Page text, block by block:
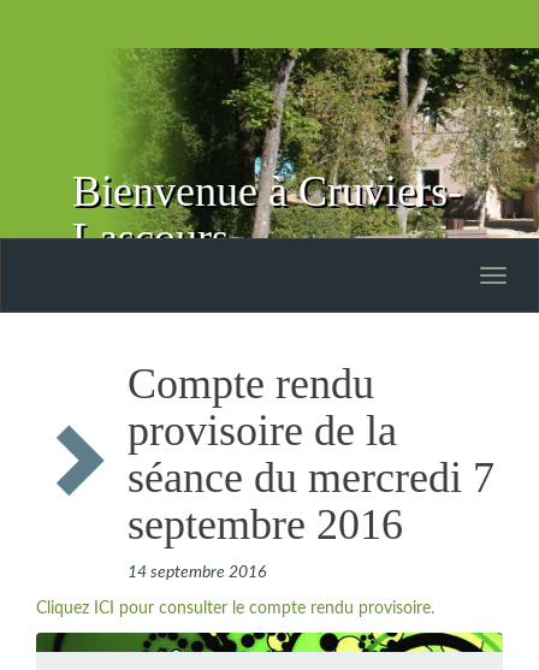
Bienvenue à Cruviers-
Lascours
Toggle
Compte rendu
provisoire de la
séance du mercredi 7
septembre 2016
14 septembre 2016
Cliquez ICI pour consulter le compte rendu provisoire.